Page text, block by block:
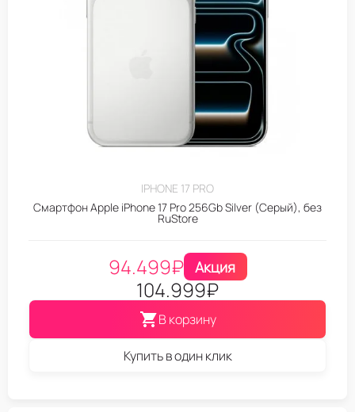
IPHONE 17 PRO
Смартфон Apple iPhone 17 Pro 256Gb Silver (Серый), без
RuStore
94.499₽ Акция
104.999₽
В корзину
Купить в один клик